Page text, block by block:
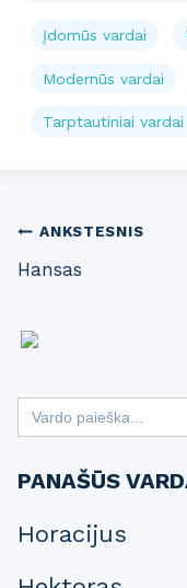
Įdomūs vardai
Modernūs vardai
Tarptautiniai vardai
Post
navigation
ANKSTESNIS
Hansas
Search
for:
PANAŠŪS
Horacijus